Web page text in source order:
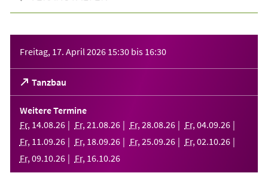
Freitag, 17. April 2026 15:30 bis 16:30
Tanzbau
(Öffnet
in
einem
neuen
Tab)
Weitere Termine
Fr, 14.08.26 Fr, 21 .08.26 Fr, 28.08.26 Fr, 04.09.26
Fr, 11 .09.26 Fr, 18.09.26 Fr, 25.09.26 Fr, 02.10.26
Fr, 09.10.26 Fr, 16.10.26